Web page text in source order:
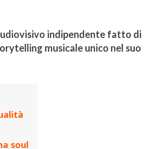
indipendente fatto di
musicale unico nel suo
soul